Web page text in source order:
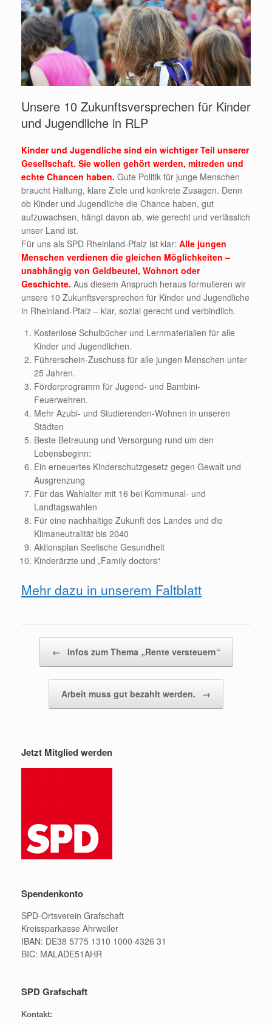
Unsere 10 Zukunftsversprechen für Kinder
und Jugendliche in RLP
Kinder und Jugendliche sind ein wichtiger Teil unserer
Gesellschaft. Sie wollen gehört werden, mitreden und
echte Chancen haben. Gute Politik für junge Menschen
braucht Haltung, klare Ziele und konkrete Zusagen. Denn
ob Kinder und Jugendliche die Chance haben, gut
aufzuwachsen, hängt davon ab, wie gerecht und verlässlich
unser Land ist.
Für uns als SPD Rheinland-Pfalz ist klar: Alle jungen
Menschen verdienen die gleichen Möglichkeiten –
unabhängig von Geldbeutel, Wohnort oder
Geschichte. Aus diesem Anspruch heraus formulieren wir
unsere 10 Zukunftsversprechen für Kinder und Jugendliche
in Rheinland-Pfalz – klar, sozial gerecht und verbindlich.
Kostenlose Schulbücher und Lernmaterialien für alle
Kinder und Jugendlichen.
Führerschein-Zuschuss für alle jungen Menschen unter
25 Jahren.
Förderprogramm für Jugend- und Bambini-
Feuerwehren.
Mehr Azubi- und Studierenden-Wohnen in unseren
Städten
Beste Betreuung und Versorgung rund um den
Lebensbeginn:
Ein erneuertes Kinderschutzgesetz gegen Gewalt und
Ausgrenzung
Für das Wahlalter mit 16 bei Kommunal- und
Landtagswahlen
Für eine nachhaltige Zukunft des Landes und die
Klimaneutralität bis 2040
Aktionsplan Seelische Gesundheit
Kinderärzte und „Family doctors“
Mehr dazu in unserem Faltblatt
← Infos zum Thema „Rente versteuern“
Arbeit muss gut bezahlt werden. →
Jetzt Mitglied werden
Spendenkonto
SPD-Ortsverein Grafschaft
Kreissparkasse Ahrweiler
IBAN: DE38 5775 1310 1000 4326 31
BIC: MALADE51AHR
SPD Grafschaft
Kontakt: